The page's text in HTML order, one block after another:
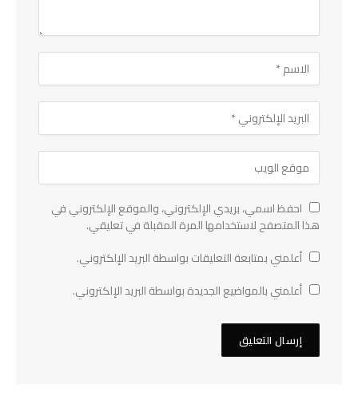
احفظ اسمي، بريدي الإلكتروني، والموقع الإلكتروني في
هذا المتصفح لاستخدامها المرة المقبلة في تعليقي.
أعلمني بمتابعة التعليقات بواسطة البريد الإلكتروني.
أعلمني بالمواضيع الجديدة بواسطة البريد الإلكتروني.